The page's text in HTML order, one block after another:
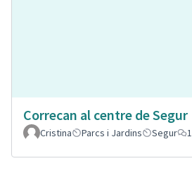
Correcan al centre de Segur
Cristina
Parcs i Jardins Segur 1